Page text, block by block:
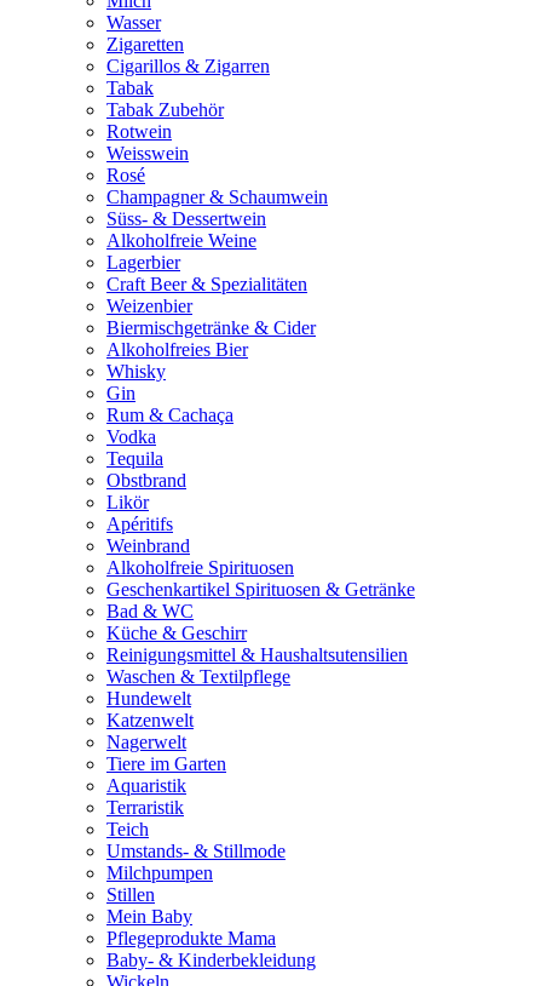
Wasser
Zigaretten
Cigarillos & Zigarren
Tabak
Tabak Zubehör
Rotwein
Weisswein
Rosé
Champagner & Schaumwein
Süss- & Dessertwein
Alkoholfreie Weine
Lagerbier
Craft Beer & Spezialitäten
Weizenbier
Biermischgetränke & Cider
Alkoholfreies Bier
Whisky
Gin
Rum & Cachaça
Vodka
Tequila
Obstbrand
Likör
Apéritifs
Weinbrand
Alkoholfreie Spirituosen
Geschenkartikel Spirituosen & Getränke
Bad & WC
Küche & Geschirr
Reinigungsmittel & Haushaltsutensilien
Waschen & Textilpflege
Hundewelt
Katzenwelt
Nagerwelt
Tiere im Garten
Aquaristik
Terraristik
Teich
Umstands- & Stillmode
Milchpumpen
Stillen
Mein Baby
Pflegeprodukte Mama
Baby- & Kinderbekleidung
Wickeln